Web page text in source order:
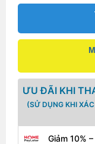
ƯU ĐÃI KHI
(SỬ DỤNG KHI
Giảm 10%